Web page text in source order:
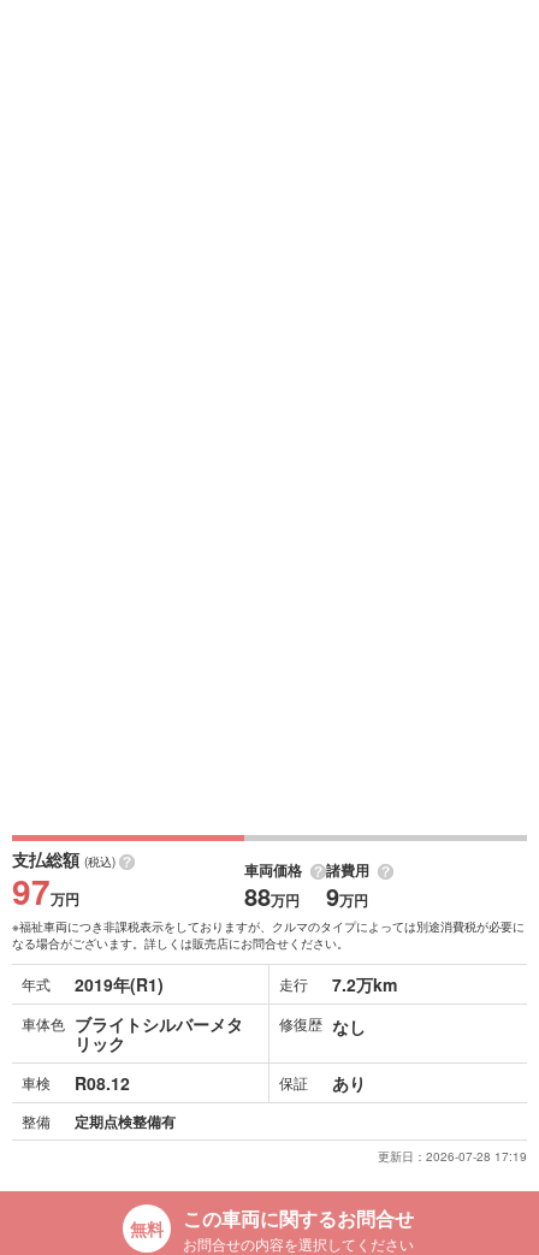
支払総額 (税込)
97万円
車両価格
88万円
諸費用
9万円
※福祉車両につき非課税表示をしておりますが、クルマのタイプによっては別途消費税が必要に
なる場合がございます。詳しくは販売店にお問合せください。
年式 2019年(R1) 走行 7.2万km
車体色 ブライトシルバーメタ
リック
修復歴 なし
車検 R08.12 保証 あり
整備 定期点検整備有
更新日： 2026-07-28 17:19
この車両に関するお問合せ
お問合せの内容を選択してください